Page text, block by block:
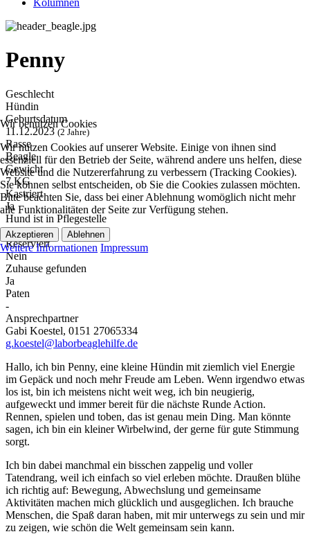
Kolumnen
Penny
Geschlecht
Hündin
Geburtsdatum
11.12.2023(2 Jahre)
Rasse
Beagle
Gewicht
7 KG
Kastriert
Ja
Hund ist in Pflegestelle
Nein
Reserviert
Nein
Zuhause gefunden
Ja
Paten
-
Ansprechpartner
Gabi Koestel, 0151 27065334
g.koestel@laborbeaglehilfe.de
Hallo, ich bin Penny, eine kleine Hündin mit ziemlich viel Energie
im Gepäck und noch mehr Freude am Leben. Wenn irgendwo etwas
los ist, bin ich meistens nicht weit weg, ich bin neugierig,
aufgeweckt und immer bereit für die nächste Runde Action.
Rennen, spielen und toben, das ist genau mein Ding. Man könnte
sagen, ich bin ein kleiner Wirbelwind, der gerne für gute Stimmung
sorgt.
Ich bin dabei manchmal ein bisschen zappelig und voller
Tatendrang, weil ich einfach so viel erleben möchte. Draußen blühe
ich richtig auf: Bewegung, Abwechslung und gemeinsame
Aktivitäten machen mich glücklich und ausgeglichen. Ich brauche
Menschen, die Spaß daran haben, mit mir unterwegs zu sein und mir
zu zeigen, wie schön die Welt gemeinsam sein kann.
Wir benutzen Cookies
Wir nutzen Cookies auf unserer Website. Einige von ihnen sind
essenziell für den Betrieb der Seite, während andere uns helfen, diese
Website und die Nutzererfahrung zu verbessern (Tracking Cookies).
Sie können selbst entscheiden, ob Sie die Cookies zulassen möchten.
Bitte beachten Sie, dass bei einer Ablehnung womöglich nicht mehr
alle Funktionalitäten der Seite zur Verfügung stehen.
Akzeptieren Ablehnen
Weitere Informationen Impressum